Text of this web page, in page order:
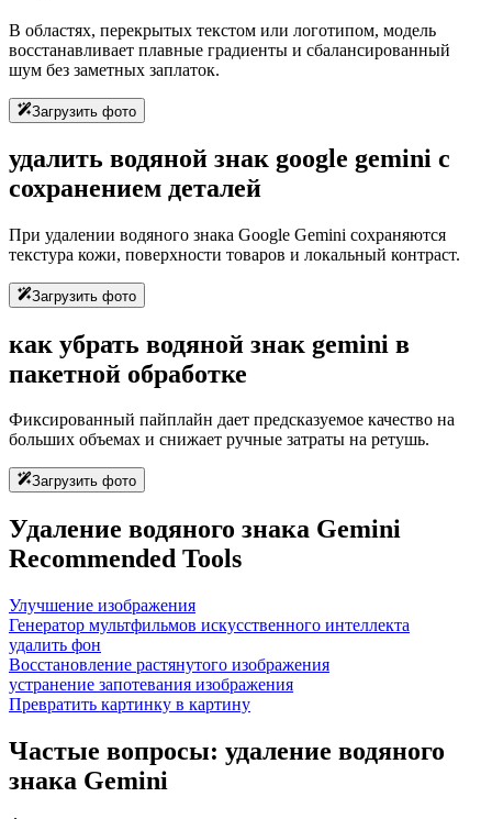
В областях, перекрытых текстом или логотипом, модель
восстанавливает плавные градиенты и сбалансированный
шум без заметных заплаток.
Загрузить фото
удалить водяной знак google gemini с
сохранением деталей
При удалении водяного знака Google Gemini сохраняются
текстура кожи, поверхности товаров и локальный контраст.
Загрузить фото
как убрать водяной знак gemini в
пакетной обработке
Фиксированный пайплайн дает предсказуемое качество на
больших объемах и снижает ручные затраты на ретушь.
Загрузить фото
Удаление водяного знака Gemini
Recommended Tools
Улучшение изображения
Генератор мультфильмов искусственного интеллекта
удалить фон
Восстановление растянутого изображения
устранение запотевания изображения
Превратить картинку в картину
Частые вопросы: удаление водяного
знака Gemini